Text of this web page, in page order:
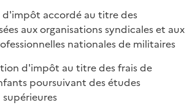
accordé au titre des
aux organisations syndicales et aux
nationales de militaires
d'impôt au titre des frais de
poursuivant des études